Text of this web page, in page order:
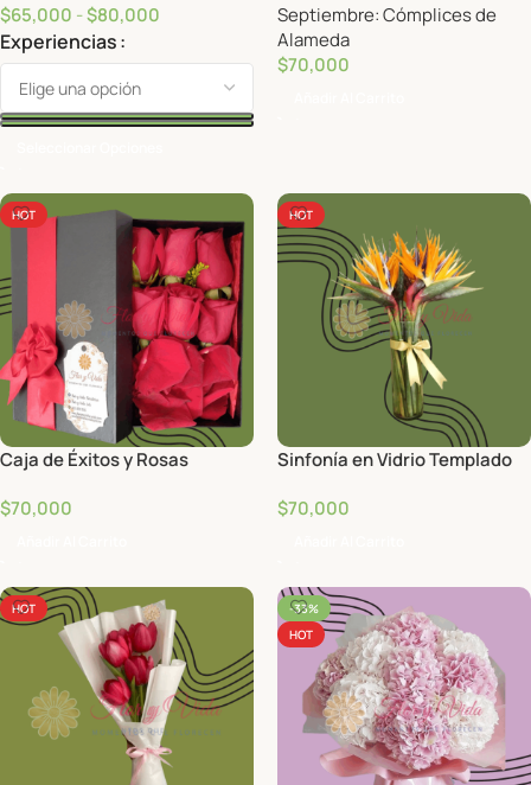
$65,000 -$80,000
Experiencias
Septiembre: Cómplices de
Alameda
$70,000
HOT
Caja de Éxitos y Rosas
$70,000
HOT
Sinfonía en Vidrio Templado
$70,000
HOT
-33%
HOT